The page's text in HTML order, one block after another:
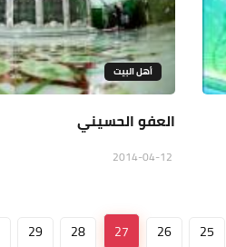
أهل البيت
العفو الحسيني
25
26
27
28
29